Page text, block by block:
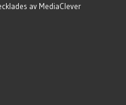
av MediaClever